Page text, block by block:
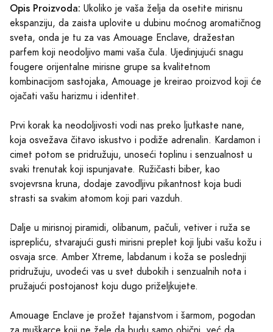
Opis Proizvoda: Ukoliko je vaša želja da osetite mirisnu
ekspanziju, da zaista uplovite u dubinu moćnog aromatičnog
sveta, onda je tu za vas Amouage Enclave, dražestan
parfem koji neodoljivo mami vaša čula. Ujedinjujući snagu
fougere orijentalne mirisne grupe sa kvalitetnom
kombinacijom sastojaka, Amouage je kreirao proizvod koji će
ojačati vašu harizmu i identitet.
Prvi korak ka neodoljivosti vodi nas preko ljutkaste nane,
koja osvežava čitavo iskustvo i podiže adrenalin. Kardamon i
cimet potom se pridružuju, unoseći toplinu i senzualnost u
svaki trenutak koji ispunjavate. Ružičasti biber, kao
svojevrsna kruna, dodaje zavodljivu pikantnost koja budi
strasti sa svakim atomom koji pari vazduh.
Dalje u mirisnoj piramidi, olibanum, pačuli, vetiver i ruža se
isprepliću, stvarajući gusti mirisni preplet koji ljubi vašu kožu i
osvaja srce. Amber Xtreme, labdanum i koža se poslednji
pridružuju, uvodeći vas u svet dubokih i senzualnih nota i
pružajući postojanost koju dugo priželjkujete.
Amouage Enclave je prožet tajanstvom i šarmom, pogodan